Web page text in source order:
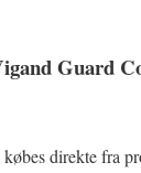
Guard
direkte fra